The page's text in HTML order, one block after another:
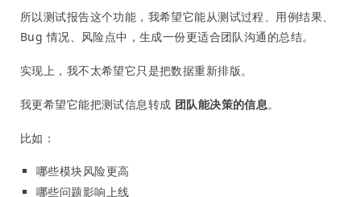
所以测试报告这个功能，我希望它能从测试过程、用例结果、
Bug 情况、风险点中，生成一份更适合团队沟通的总结。
实现上，我不太希望它只是把数据重新排版。
我更希望它能把测试信息转成 团队能决策的信息。
比如：
哪些模块风险更高
哪些问题影响上线